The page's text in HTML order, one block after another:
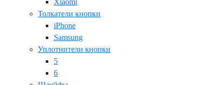
Xiaomi
Толкатели кнопки
iPhone
Samsung
Уплотнители кнопки
5
6